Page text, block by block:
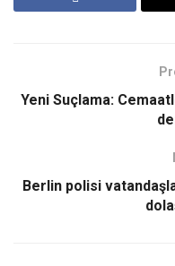
Yeni Suçlama:
Berlin polisi